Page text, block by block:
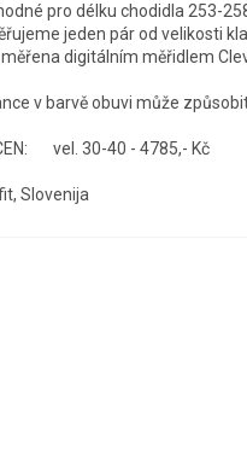
pro délku chodidla
jeden pár od velikosti
digitálním měřidlem
v barvě obuvi může
vel. 30-40 - 4785,- Kč
Slovenija